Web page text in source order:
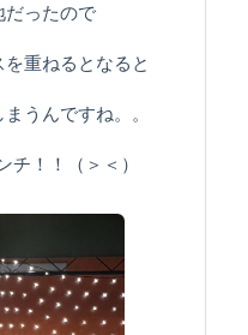
だったので
重ねるとなると
うんですね。。
チ！！（＞＜）